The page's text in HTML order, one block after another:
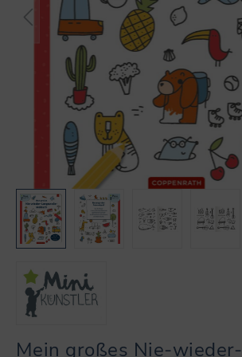
Mein großes Nie-wieder-